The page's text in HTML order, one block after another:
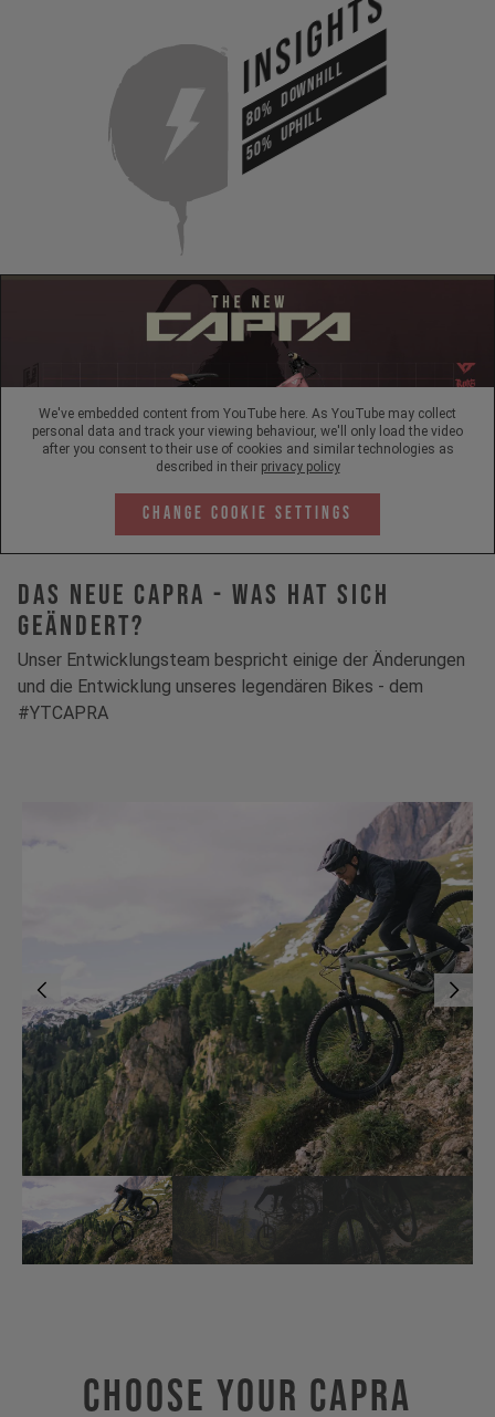
INSIGHTS
80%DOWNHILL
50%UPHILL
We've embedded content from YouTube here. As YouTube may collect
personal data and track your viewing behaviour, we'll only load the video
after you consent to their use of cookies and similar technologies as
described in their privacy policy
Change Cookie Settings
Das neue Capra - Was hat sich
geändert?
Unser Entwicklungsteam bespricht einige der Änderungen
und die Entwicklung unseres legendären Bikes - dem
#YTCAPRA
Choose Your CAPRA